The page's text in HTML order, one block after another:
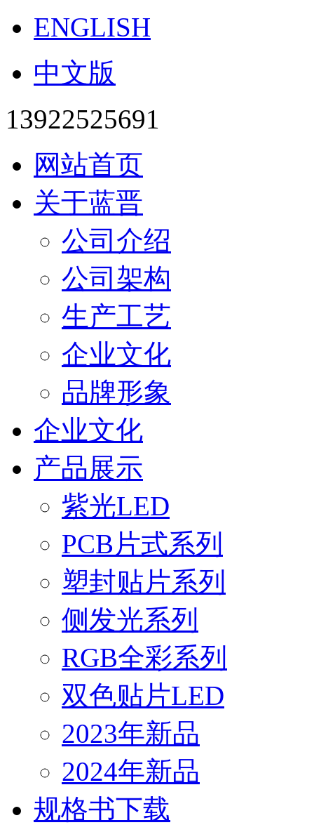
ENGLISH
中文版
13922525691
网站首页
关于蓝晋
公司介绍
公司架构
生产工艺
企业文化
品牌形象
企业文化
产品展示
紫光LED
PCB片式系列
塑封贴片系列
侧发光系列
RGB全彩系列
双色贴片LED
2023年新品
2024年新品
规格书下载